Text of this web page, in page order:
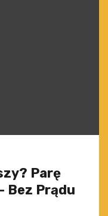
Parę
Bez Prądu